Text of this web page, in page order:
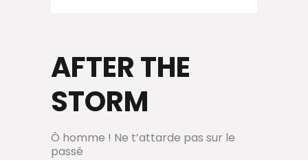
AFTER THE
STORM
Ô homme ! Ne t’attarde pas sur le
passé